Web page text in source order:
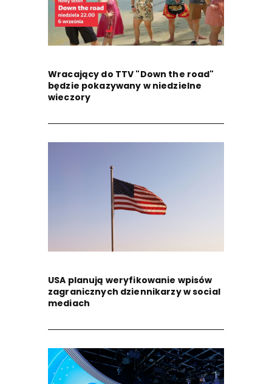
Wracający do TTV "Down the road"
będzie pokazywany w niedzielne
wieczory
USA planują weryfikowanie wpisów
zagranicznych dziennikarzy w social
mediach